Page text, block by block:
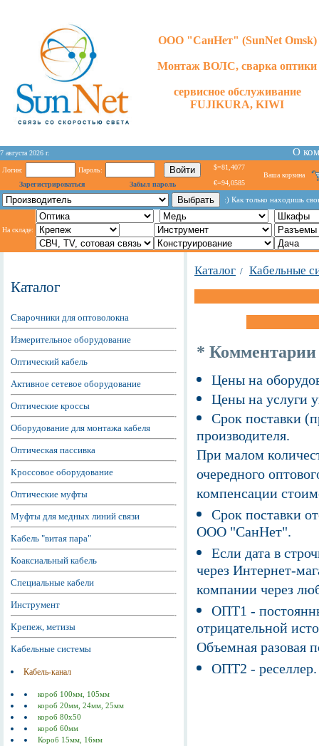
ООО "СанНет" (SunNet Omsk)
Монтаж ВОЛС, сварка оптики
сервисное обслуживание
FUJIKURA, KIWI
7 августа 2026 г. О
Логин:
Пароль:
Зарегистрироваться
Забыл пароль
$=81,4077
€=94,0585
Ваша корзина
:) Как только находишь
На складе:
Каталог
Сварочники для оптоволокна
Измерительное оборудование
Оптический кабель
Активное сетевое оборудование
Оптические кроссы
Оборудование для монтажа кабеля
Оптическая пассивка
Кроссовое оборудование
Оптические муфты
Муфты для медных линий связи
Кабель "витая пара"
Коаксиальный кабель
Специальные кабели
Инструмент
Крепеж, метизы
Кабельные системы
Кабель-канал
короб 100мм, 105мм
короб 20мм, 24мм, 25мм
короб 80х50
короб 60мм
Короб 15мм, 16мм
Каталог / Кабельные
* Комментарии
Цены на
Цены на услуги
Срок поставки
производителя.
При малом
очередного
компенсации
Срок поставки
ООО "СанНет".
Если дата в
через Интернет-
компании через
ОПТ1 -
отрицательной
Объемная разовая
ОПТ2 -